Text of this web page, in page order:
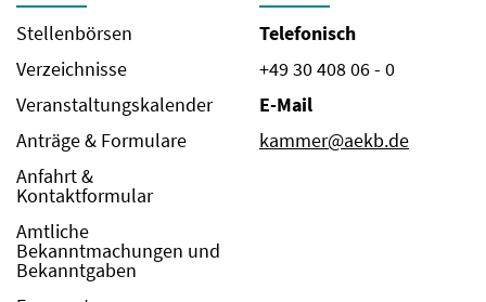
Stellenbörsen
Verzeichnisse
Veranstaltungskalender
Anträge & Formulare
Anfahrt &
Kontaktformular
Amtliche
Bekanntmachungen und
Bekanntgaben
Telefonisch
+49 30 408 06 - 0
E-Mail
kammer@aekb.de